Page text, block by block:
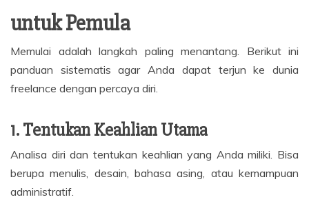
untuk Pemula
Memulai adalah langkah paling menantang. Berikut ini
panduan sistematis agar Anda dapat terjun ke dunia
freelance dengan percaya diri.
1. Tentukan Keahlian Utama
Analisa diri dan tentukan keahlian yang Anda miliki. Bisa
berupa menulis, desain, bahasa asing, atau kemampuan
administratif.